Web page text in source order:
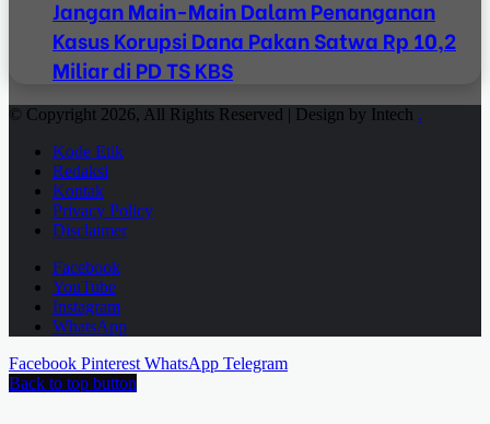
Jangan Main-Main Dalam Penanganan
Kasus Korupsi Dana Pakan Satwa Rp 10,2
Miliar di PD TS KBS
© Copyright 2026, All Rights Reserved | Design by Intech .
Kode Etik
Redaksi
Kontak
Privacy Policy
Disclaimer
Facebook
YouTube
Instagram
WhatsApp
Facebook Pinterest WhatsApp Telegram
Back to top button